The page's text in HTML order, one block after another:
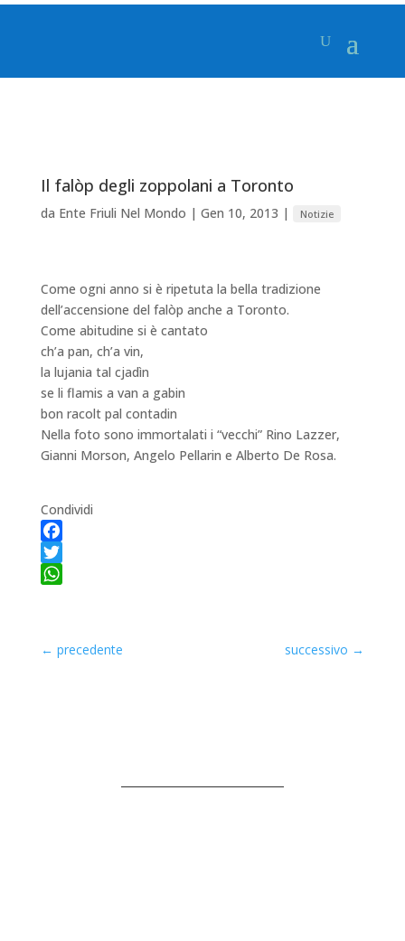
Il falòp degli zoppolani a Toronto
da Ente Friuli Nel Mondo | Gen 10, 2013 | Notizie
Come ogni anno si è ripetuta la bella tradizione
dell’accensione del falòp anche a Toronto.
Come abitudine si è cantato
ch’a pan, ch’a vin,
la lujania tal cjadìn
se li flamis a van a gabin
bon racolt pal contadin
Nella foto sono immortalati i “vecchi” Rino Lazzer,
Gianni Morson, Angelo Pellarin e Alberto De Rosa.
Condividi
Facebook
Twitter
← precedente successivo →